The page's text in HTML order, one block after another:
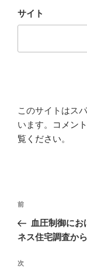
サイト
このサイトはス
います。
コメン
覧ください。
投
ナ
ゲ
過
去
の
稿
前
血圧制御に
ネス住宅調査か
次
次